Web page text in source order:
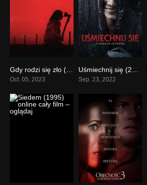
0
Oct. 05, 2023
0
Sep. 23, 2022